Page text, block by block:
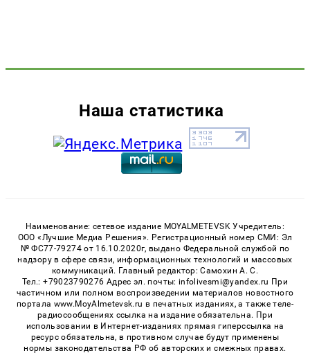
Наша статистика
Наименование: сетевое издание MOYALMETEVSK Учредитель:
ООО «Лучшие Медиа Решения». Регистрационный номер СМИ: Эл
№ ФС77-79274 от 16.10.2020г, выдано Федеральной службой по
надзору в сфере связи, информационных технологий и массовых
коммуникаций. Главный редактор: Самохин А. С.
Тел.: +79023790276 Адрес эл. почты: infolivesmi@yandex.ru При
частичном или полном воспроизведении материалов новостного
портала www.MoyAlmetevsk.ru в печатных изданиях, а также теле-
радиосообщениях ссылка на издание обязательна. При
использовании в Интернет-изданиях прямая гиперссылка на
ресурс обязательна, в противном случае будут применены
нормы законодательства РФ об авторских и смежных правах.